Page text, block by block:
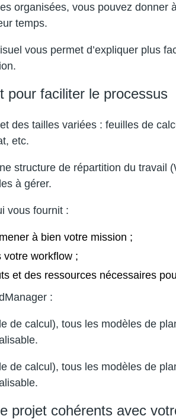
organisées, vous pouvez
temps.
vous permet d’expliquer plus
faciliter le processus
des tailles variées : feuilles de
etc.
structure de répartition du
à gérer.
vous fournit :
à bien votre mission ;
votre workflow ;
et des ressources nécessaires
:
de calcul), tous les modèles de
de calcul), tous les modèles de
cohérents avec